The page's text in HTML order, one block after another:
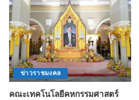
ข่าวราชมงคล
คณะเทคโนโลยีคหกรรมศาสตร์